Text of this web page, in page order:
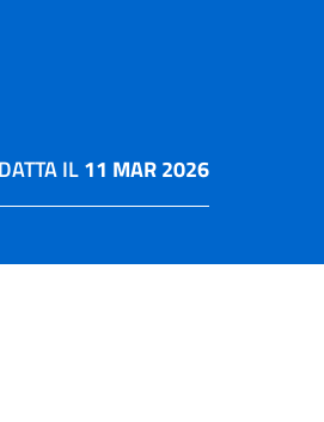
IL11 MAR 2026